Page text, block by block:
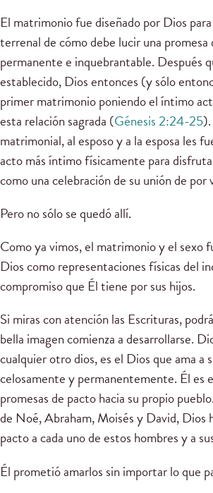
El matrimonio fue diseñado por Dios
terrenal de cómo debe lucir una promesa
permanente e inquebrantable. Después
establecido, Dios entonces (y sólo
primer matrimonio poniendo el íntimo
esta relación sagrada (Génesis 2:24-25
matrimonial, al esposo y a la esposa les
acto más íntimo físicamente para
como una celebración de su unión de por
Pero no sólo se quedó allí.
Como ya vimos, el matrimonio y el sexo
Dios como representaciones físicas del
compromiso que Él tiene por sus hijos.
Si miras con atención las Escrituras,
bella imagen comienza a desarrollarse.
cualquier otro dios, es el Dios que ama a
celosamente y permanentemente. Él es
promesas de pacto hacia su propio
de Noé, Abraham, Moisés y David, Dios
pacto a cada uno de estos hombres y a
Él prometió amarlos sin importar lo que